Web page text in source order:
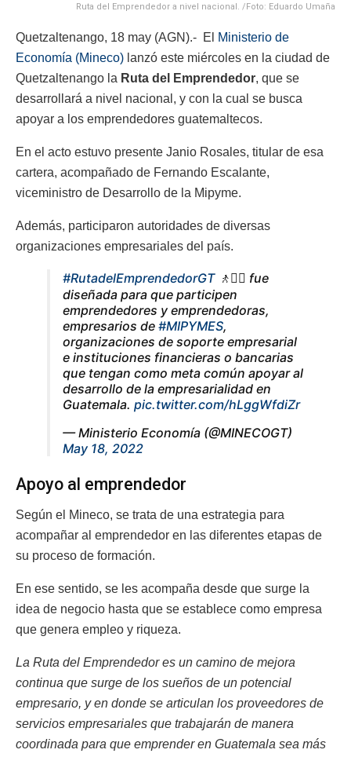
Ruta del Emprendedor a nivel nacional. /Foto: Eduardo Umaña
Quetzaltenango, 18 may (AGN).- El
Ministerio de
Economía (Mineco) lanzó este miércoles en la ciudad de
Quetzaltenango la Ruta del Emprendedor, que se
desarrollará a nivel nacional, y con la cual se busca
apoyar a los emprendedores guatemaltecos.
En el acto estuvo presente Janio Rosales, titular de esa
cartera, acompañado de Fernando Escalante,
viceministro de Desarrollo de la Mipyme.
Además, participaron autoridades de diversas
organizaciones empresariales del país.
#RutadelEmprendedorGT🚶🚶‍♀️ fue
diseñada para que participen
emprendedores y emprendedoras,
empresarios de #MIPYMES,
organizaciones de soporte empresarial
e instituciones financieras o bancarias
que tengan como meta común apoyar al
desarrollo de la empresarialidad en
Guatemala. pic.twitter.com/hLggWfdiZr
— Ministerio Economía (@MINECOGT)
May 18, 2022
Apoyo al emprendedor
Según el Mineco, se trata de una estrategia para
acompañar al emprendedor en las diferentes etapas de
su proceso de formación.
En ese sentido, se les acompaña desde que surge la
idea de negocio hasta que se establece como empresa
que genera empleo y riqueza.
La Ruta del Emprendedor es un camino de mejora
continua que surge de los sueños de un potencial
empresario, y en donde se articulan los proveedores de
servicios empresariales que trabajarán de manera
coordinada para que emprender en Guatemala sea más